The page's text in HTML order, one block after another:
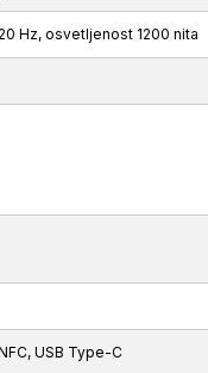
Hz, osvetljenost 1200 nita
USB Type-C